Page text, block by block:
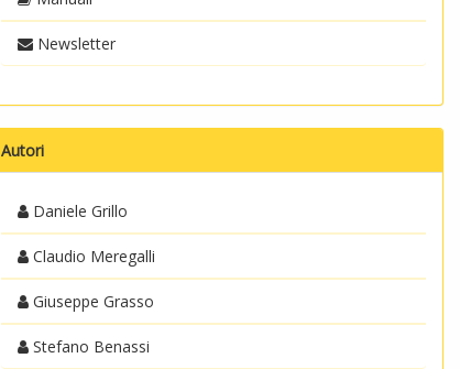
Newsletter
Autori
Daniele Grillo
Claudio Meregalli
Giuseppe Grasso
Stefano Benassi